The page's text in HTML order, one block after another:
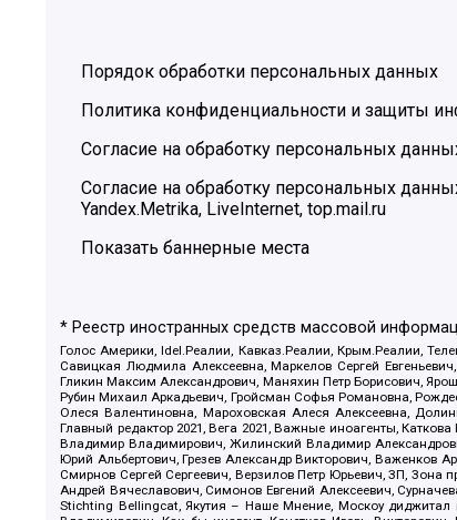
Порядок обработки персональных данных
Политика конфиденциальности и защиты
Согласие на обработку персональных
Согласие на обработку персональных
Yandex.Metrika, LiveInternet, top.mail.ru
Показать баннерные места
* Реестр иностранных средств массовой
Голос Америки, Idel.Реалии, Кавказ.Реалии, Крым.Реалии,
Савицкая Людмила Алексеевна, Маркелов Сергей
Гликин Максим Александрович, Маняхин Петр Борисович,
Рубин Михаил Аркадьевич, Гройсман Софья Романовна,
Олеся Валентиновна, Мароховская Алеся Алексеевна,
Главный редактор 2021, Вега 2021, Важные иноагенты,
Владимир Владимирович, Жилинский Владимир
Юрий Альбертович, Грезев Александр Викторович, Важенков
Смирнов Сергей Сергеевич, Верзилов Петр Юрьевич, ЗП,
Андрей Вячеславович, Симонов Евгений Алексеевич,
Stichting Bellingcat, Якутия – Наше Мнение, Москоу диджитал